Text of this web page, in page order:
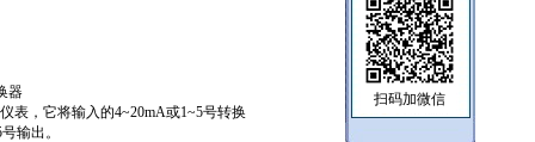
器
表，它将输入的4~20mA或1~5号转换
输出。
扫码加微信